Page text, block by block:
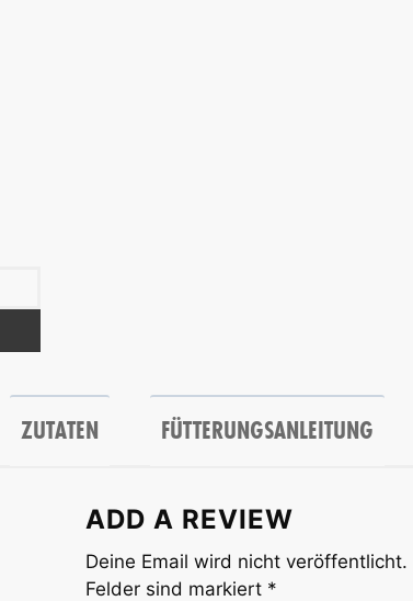
ZUTATEN FÜTTERUNGSANLEITUNG
ADD A REVIEW
Deine Email wird nicht veröffentlicht.
Felder sind markiert *